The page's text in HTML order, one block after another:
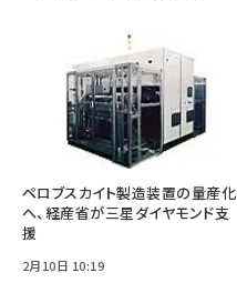
ペロブスカイト製造装置の量産化
へ、経産省が三星ダイヤモンド支
援
2月10日 10:19